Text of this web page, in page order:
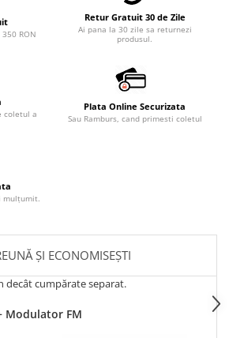
RON
Retur Gratuit 30 de Zile
Ai pana la 30 zile sa returnezi
produsul.
coletul a
Plata Online Securizata
Sau Ramburs, cand primesti coletul
mulțumit.
ȘI ECONOMISEȘTI
decât cumpărate separat.
Modulator FM